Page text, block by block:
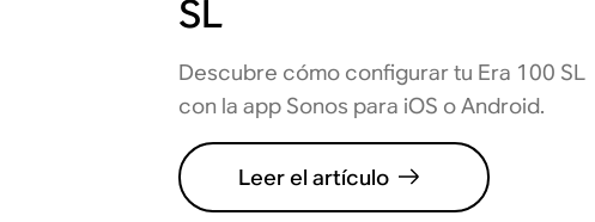
SL
Descubre cómo configurar tu Era 100 SL
con la app Sonos para iOS o Android.
Leer el artículo